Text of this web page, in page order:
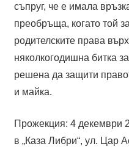
съпруг, че е имала
преобръща, когато той
родителските права
няколкогодишна битка
решена да защити
и майка.
Прожекция: 4 декември
в „Каза Либри“, ул. Цар